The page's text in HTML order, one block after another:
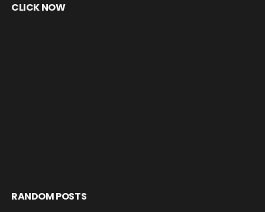
CLICK NOW
RANDOM POSTS